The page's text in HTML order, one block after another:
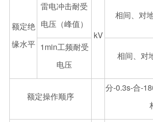
额定绝
缘水平
雷电冲击耐受
电压（峰值）
kV
相间、对
1min工频耐受
电压
相间、对
额定操作顺序
分-0.3s-合-